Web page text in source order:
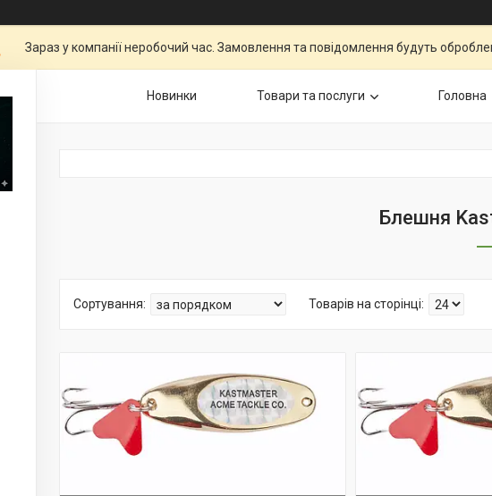
Зараз у компанії неробочий час. Замовлення та повідомлення будуть
Новинки Товари та послуги Головна
Блешня